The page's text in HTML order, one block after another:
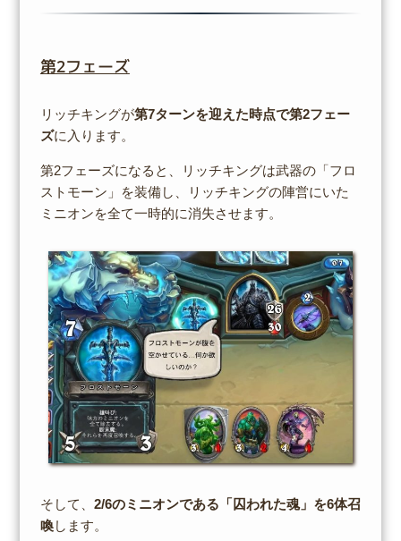
第2フェーズ
リッチキングが第7ターンを迎えた時点で第2フェー
ズに入ります。
第2フェーズになると、リッチキングは武器の「フロ
ストモーン」を装備し、リッチキングの陣営にいた
ミニオンを全て一時的に消失させます。
そして、 2/6のミニオンである「囚われた魂」を6体召
喚します。